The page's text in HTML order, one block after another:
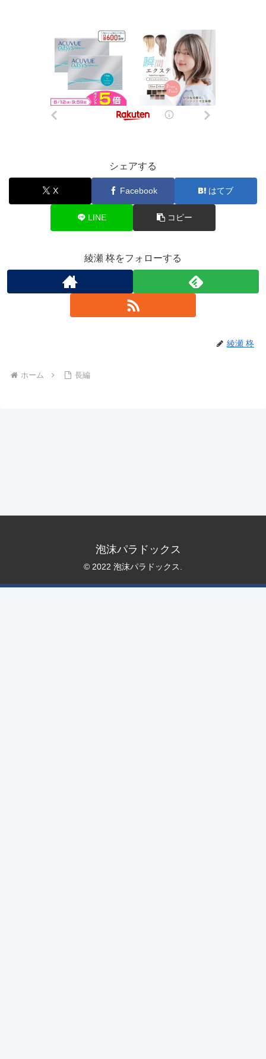
シェアする
X Facebook はてブ
LINE コピー
綾瀬 柊をフォローする
綾瀬 柊
ホーム 長編
泡沫パラドックス
© 2022 泡沫パラドックス.